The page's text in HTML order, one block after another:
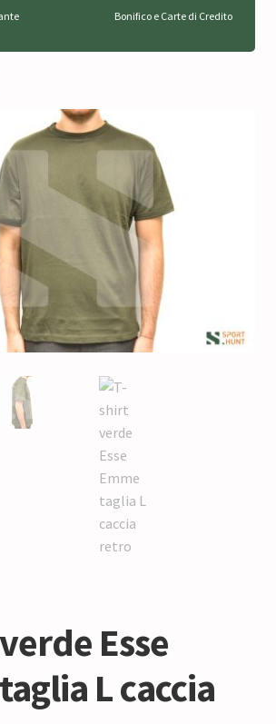
Bonifico e Carte di Credito
Esse
L caccia